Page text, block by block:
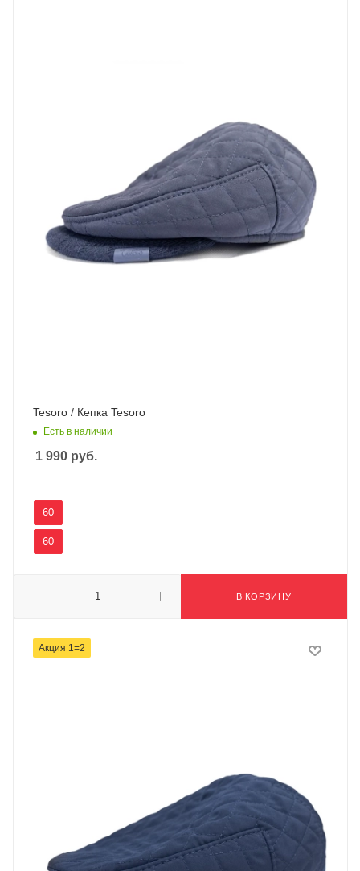
Tesoro / Кепка Tesoro
Есть в наличии
1 990 руб.
В КОРЗИНУ
60
60
Акция 1=2